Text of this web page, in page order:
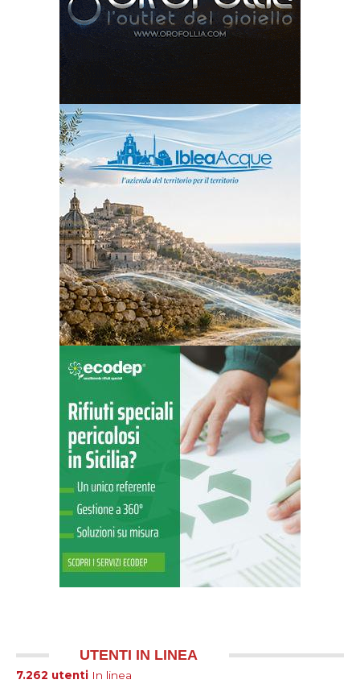
UTENTI IN LINEA
7.262 utenti In linea